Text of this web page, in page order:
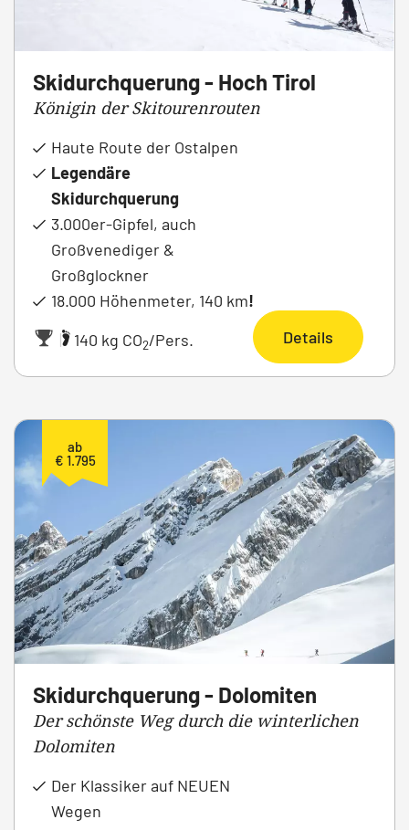
Skidurchquerung - Hoch Tirol
Königin der Skitourenrouten
Haute Route der Ostalpen
Legendäre
Skidurchquerung
3.000er-Gipfel, auch
Großvenediger &
Großglockner
18.000 Höhenmeter, 140 km!
|
140 kg CO2/Pers. Details
ab
€ 1.795
Skidurchquerung - Dolomiten
Der schönste Weg durch die winterlichen
Dolomiten
Der Klassiker auf NEUEN
Wegen